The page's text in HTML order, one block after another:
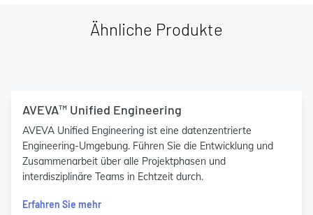
Ähnliche Produkte
AVEVA™ Unified Engineering
AVEVA Unified Engineering ist eine datenzentrierte
Engineering-Umgebung. Führen Sie die Entwicklung und
Zusammenarbeit über alle Projektphasen und
interdisziplinäre Teams in Echtzeit durch.
Erfahren Sie mehr